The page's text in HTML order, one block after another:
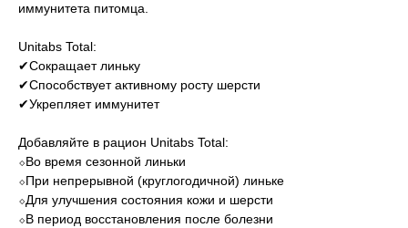
иммунитета питомца.
Unitabs Total:
✔Сокращает линьку
✔Способствует активному росту шерсти
✔Укрепляет иммунитет
Добавляйте в рацион Unitabs Total:
⬦Во время сезонной линьки
⬦При непрерывной (круглогодичной) линьке
⬦Для улучшения состояния кожи и шерсти
⬦В период восстановления после болезни